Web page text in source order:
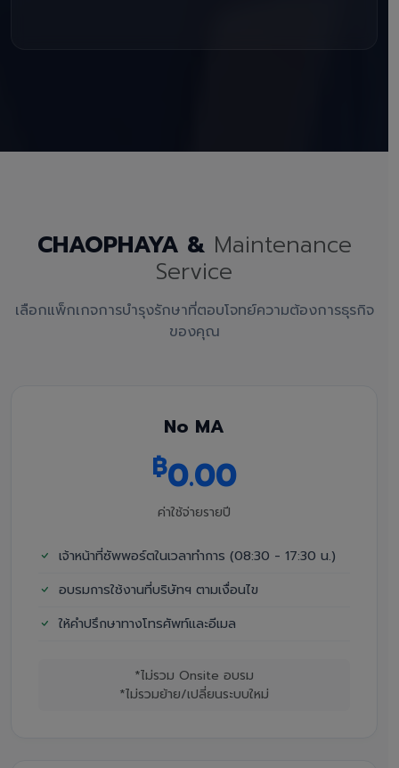
CHAOPHAYA & Maintenance
Service
เลือกแพ็กเกจการบำรุงรักษาที่ตอบโจทย์ความต้องการธุรกิจ
ของคุณ
No MA
฿0.00
ค่าใช้จ่ายรายปี
เจ้าหน้าที่ซัพพอร์ตในเวลาทำการ (08:30 - 17:30 น.)
อบรมการใช้งานที่บริษัทฯ ตามเงื่อนไข
ให้คำปรึกษาทางโทรศัพท์และอีเมล
*ไม่รวม Onsite อบรม
*ไม่รวมย้าย/เปลี่ยนระบบใหม่